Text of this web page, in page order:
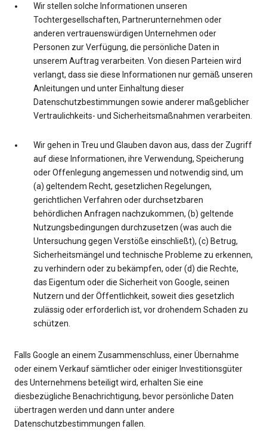
Wir stellen solche Informationen unseren
Tochtergesellschaften, Partnerunternehmen oder
anderen vertrauenswürdigen Unternehmen oder
Personen zur Verfügung, die persönliche Daten in
unserem Auftrag verarbeiten. Von diesen Parteien wird
verlangt, dass sie diese Informationen nur gemäß unseren
Anleitungen und unter Einhaltung dieser
Datenschutzbestimmungen sowie anderer maßgeblicher
Vertraulichkeits- und Sicherheitsmaßnahmen verarbeiten.
Wir gehen in Treu und Glauben davon aus, dass der Zugriff
auf diese Informationen, ihre Verwendung, Speicherung
oder Offenlegung angemessen und notwendig sind, um
(a) geltendem Recht, gesetzlichen Regelungen,
gerichtlichen Verfahren oder durchsetzbaren
behördlichen Anfragen nachzukommen, (b) geltende
Nutzungsbedingungen durchzusetzen (was auch die
Untersuchung gegen Verstöße einschließt), (c) Betrug,
Sicherheitsmängel und technische Probleme zu erkennen,
zu verhindern oder zu bekämpfen, oder (d) die Rechte,
das Eigentum oder die Sicherheit von Google, seinen
Nutzern und der Öffentlichkeit, soweit dies gesetzlich
zulässig oder erforderlich ist, vor drohendem Schaden zu
schützen.
Falls Google an einem Zusammenschluss, einer Übernahme
oder einem Verkauf sämtlicher oder einiger Investitionsgüter
des Unternehmens beteiligt wird, erhalten Sie eine
diesbezügliche Benachrichtigung, bevor persönliche Daten
übertragen werden und dann unter andere
Datenschutzbestimmungen fallen.